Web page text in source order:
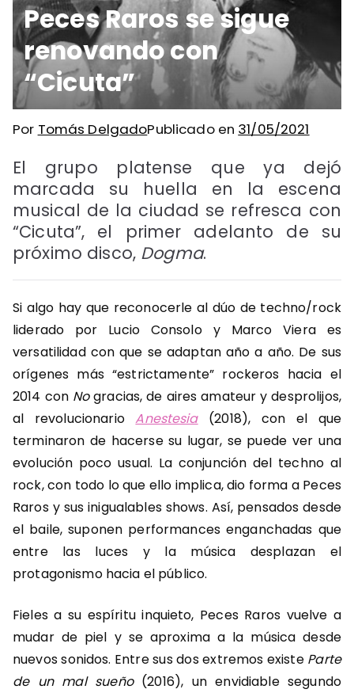
Peces Raros se sigue
renovando con
“Cicuta”
Por Tomás DelgadoPublicado en 31/05/2021
El grupo platense que ya dejó
marcada su huella en la escena
musical de la ciudad se refresca con
“Cicuta”, el primer adelanto de su
próximo disco, Dogma.
Si algo hay que reconocerle al dúo de techno/rock
liderado por Lucio Consolo y Marco Viera es
versatilidad con que se adaptan año a año. De sus
orígenes más “estrictamente” rockeros hacia el
2014 con Nogracias, de aires amateur y desprolijos,
al revolucionarioAnestesia(2018), con el que
terminaron de hacerse su lugar, se puede ver una
evolución poco usual. La conjunción del techno al
rock, con todo lo que ello implica, dio forma a Peces
Raros y sus inigualables shows. Así, pensados desde
el baile, suponen performances enganchadas que
entre las luces y la música desplazan el
protagonismo hacia el público.
Fieles a su espíritu inquieto, Peces Raros vuelve a
mudar de piel y se aproxima a la música desde
nuevos sonidos. Entre sus dos extremos existe Parte
de un mal sueño (2016), un envidiable segundo